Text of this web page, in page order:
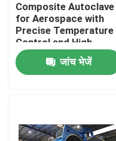
Composite Autoclave
for Aerospace with
Precise Temperature
Control and High-
Pressure Vessel for
Consistent Curing
जांच भेजें